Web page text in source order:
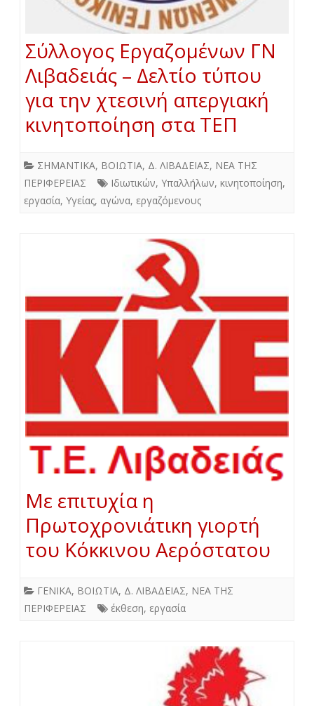
Σύλλογος Εργαζομένων ΓΝ
Λιβαδειάς – Δελτίο τύπου
για την χτεσινή απεργιακή
κινητοποίηση στα ΤΕΠ
ΣΗΜΑΝΤΙΚΑ, ΒΟΙΩΤΙΑ, Δ. ΛΙΒΑΔΕΙΑΣ, ΝΕΑ ΤΗΣ
ΠΕΡΙΦΕΡΕΙΑΣ
Ιδιωτικών, Υπαλλήλων, κινητοποίηση,
εργασία, Υγείας, αγώνα, εργαζόμενους
Με επιτυχία η
Πρωτοχρονιάτικη γιορτή
του Κόκκινου Αερόστατου
ΓΕΝΙΚΑ, ΒΟΙΩΤΙΑ, Δ. ΛΙΒΑΔΕΙΑΣ, ΝΕΑ ΤΗΣ
ΠΕΡΙΦΕΡΕΙΑΣ
έκθεση, εργασία